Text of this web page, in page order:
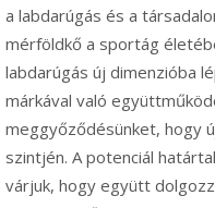
a labdarúgás és a
mérföldkő a sportág
labdarúgás új dimenzióba
márkával való
meggyőződésünket, hogy
szintjén. A potenciál
várjuk, hogy együtt